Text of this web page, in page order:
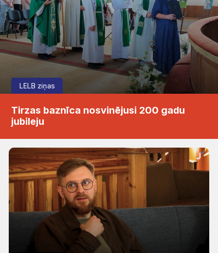
LELB ziņas
Tirzas baznīca nosvinējusi 200 gadu
jubileju